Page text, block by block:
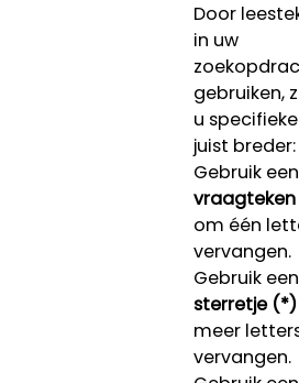
Door
in uw
gebruiken,
u
juist breder:
Gebruik een
om één
vervangen.
Gebruik een
sterretje (*)
meer
vervangen.